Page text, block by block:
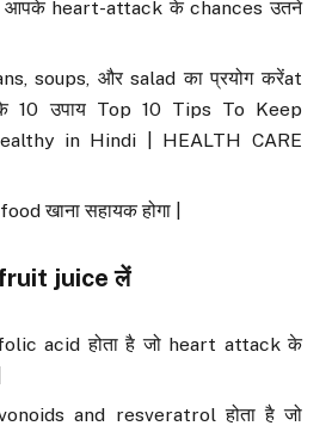
आपके heart-attack के chances उतने
soups, और salad का प्रयोग करेंat
10 उपाय Top 10 Tips To Keep
in Hindi | HEALTH CARE
खाना सहायक होगा |
juiceलें
acid होता है जो heart attack के
and resveratrol होता है जो